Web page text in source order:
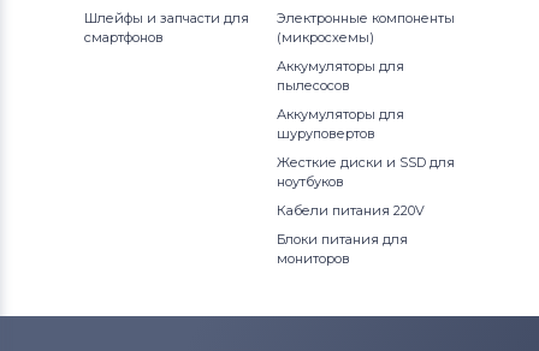
Шлейфы и запчасти для
смартфонов
Электронные компоненты
(микросхемы)
Аккумуляторы для
пылесосов
Аккумуляторы для
шуруповертов
Жесткие диски и SSD для
ноутбуков
Кабели питания 220V
Блоки питания для
мониторов